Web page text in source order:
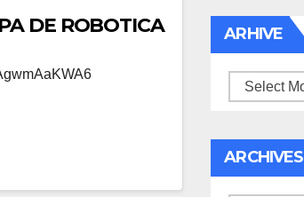
DE ROBOTICA ARHIVE
Arhive
ARCHIVES